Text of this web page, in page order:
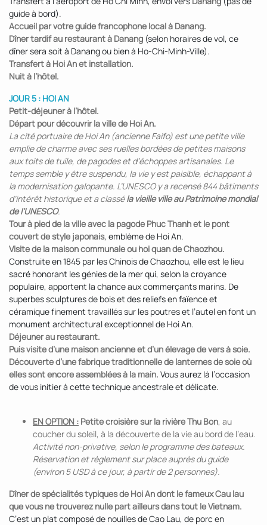
guide à bord).
Accueil par votre guide francophone local à Danang.
Dîner tardif au restaurant à Danang (selon horaires de vol, ce
dîner sera soit à Danang ou bien à Ho-Chi-Minh-Ville).
Transfert à Hoi An et installation.
Nuit à l’hôtel.
JOUR 5 : HOI AN
Petit-déjeuner à l’hôtel.
Départ pour découvrir la ville de Hoi An.
La cité portuaire de Hoi An (ancienne Faifo) est une petite ville
emplie de charme avec ses ruelles bordées de petites maisons
aux toits de tuile, de pagodes et d’échoppes artisanales. Le
temps semble y être suspendu, la vie y est paisible, échappant à
la modernisation galopante. L’UNESCO y a recensé 844 bâtiments
d’intérêt historique et a classéla vieille ville au Patrimoine mondial
de l’UNESCO.
Tour à pied de la ville avec la pagode Phuc Thanh et le pont
couvert de style japonais, emblème de Hoi An.
Visite de la maison communale ou hoi quan de Chaozhou.
Construite en 1845 par les Chinois de Chaozhou, elle est le lieu
sacré honorant les génies de la mer qui, selon la croyance
populaire, apportent la chance aux commerçants marins. De
superbes sculptures de bois et des reliefs en faïence et
céramique finement travaillés sur les poutres et l’autel en font un
monument architectural exceptionnel de Hoi An.
Déjeuner au restaurant.
Puis visite d’une maison ancienne et d’un élevage de vers à soie.
Découverte d’une fabrique traditionnelle de lanternes de soie où
elles sont encore assemblées à la main. Vous aurez là l’occasion
de vous initier à cette technique ancestrale et délicate.
EN OPTION : Petite croisière sur la rivière Thu Bon, au
coucher du soleil, à la découverte de la vie au bord de l’eau.
Activité non-privative, selon le programme des bateaux.
Réservation et règlement sur place auprès du guide
(environ 5 USD à ce jour, à partir de 2 personnes).
Dîner de spécialités typiques de Hoi An dont le fameux Cau lau
que vous ne trouverez nulle part ailleurs dans tout le Vietnam.
C’est un plat composé de nouilles de Cao Lau, de porc en